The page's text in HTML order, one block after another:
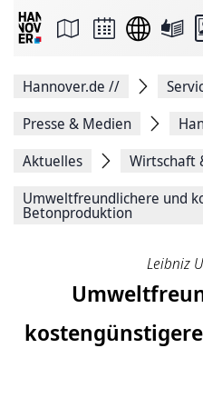
Seite
Facebook
teilen
Seitenlink
Seite
Drucken
Hannover.de //
Presse & Medien
Aktuelles
Wirtschaft
Umweltfreundlichere und
Betonproduktion
Leibniz